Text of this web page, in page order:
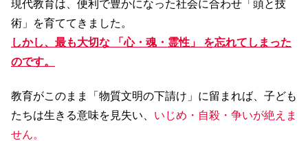
現代教育は、便利で豊かになった社会に合わせ「頭と技
術」を育ててきました。
しかし、最も大切な 「心・魂・霊性」 を忘れてしまった
のです。
教育がこのまま「物質文明の下請け」に留まれば、子ども
たちは生きる意味を見失い、 いじめ・自殺・争いが絶えま
せん。